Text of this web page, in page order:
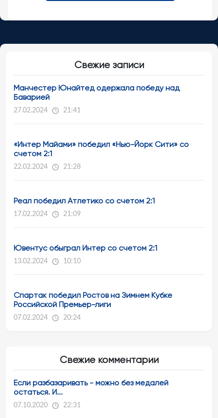
Свежие записи
Манчестер Юнайтед одержала победу над
Баварией
27.02.2024 21:41
«Интер Майами» победил «Нью-Йорк Сити» со
счетом 2:1
22.02.2024 21:28
Реал победил Атлетико со счетом 2:1
17.02.2024 21:09
Ювентус обыграл Интер со счетом 2:1
13.02.2024 10:10
Спартак победил Ростов на Зимнем Кубке
Российской Премьер-лиги
07.02.2024 20:24
Свежие комментарии
Если разбазаривать - можно без медалей
остаться. И...
07.10.2020 22:31